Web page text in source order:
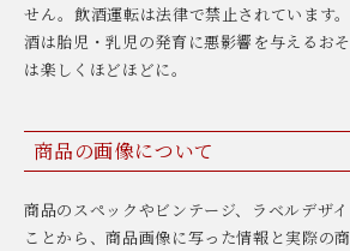
せん。飲酒運転は法律で禁止されています
酒は胎児・乳児の発育に悪影響を与えるお
は楽しくほどほどに。
商品の画像について
商品のスペックやビンテージ、ラベルデザ
ことから、商品画像に写った情報と実際の